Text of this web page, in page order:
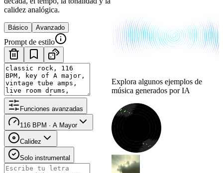
calidez analógica.
Básico Avanzado
Prompt de estilo
Funciones avanzadas
116 BPM · A Mayor
Calidez
Solo instrumental
Explora algunos ejemplos de
música generados por IA